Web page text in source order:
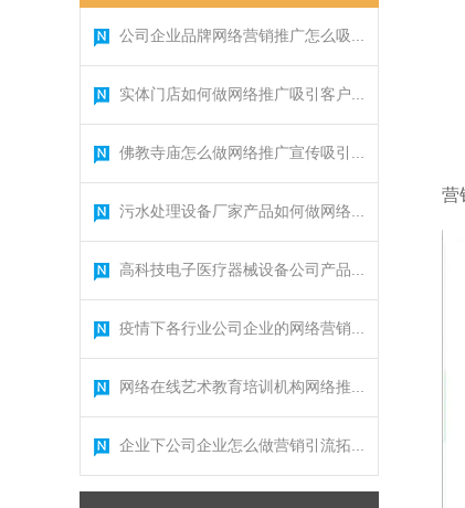
公司企业品牌网络营销推广怎么吸...
实体门店如何做网络推广吸引客户...
佛教寺庙怎么做网络推广宣传吸引...
污水处理设备厂家产品如何做网络...
高科技电子医疗器械设备公司产品...
疫情下各行业公司企业的网络营销...
网络在线艺术教育培训机构网络推...
企业下公司企业怎么做营销引流拓...
营